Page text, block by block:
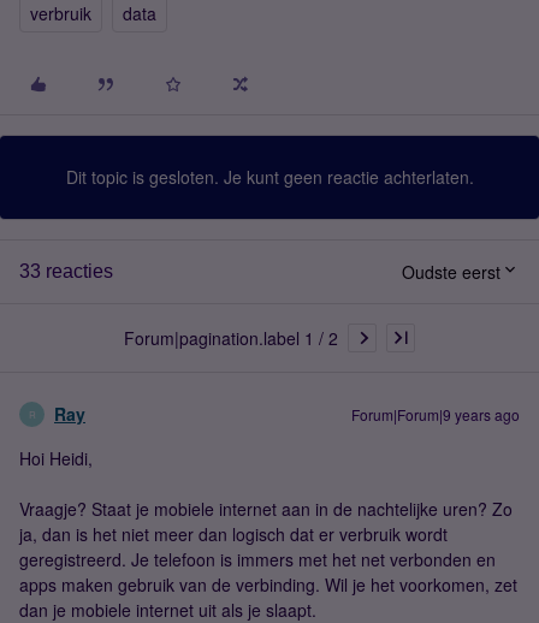
verbruik data
Dit topic is gesloten. Je kunt geen reactie achterlaten.
33 reacties Oudste eerst
Forum|pagination.label 1 / 2
R Ray Forum|Forum|9 years ago
Hoi Heidi,
Vraagje? Staat je mobiele internet aan in de nachtelijke uren? Zo
ja, dan is het niet meer dan logisch dat er verbruik wordt
geregistreerd. Je telefoon is immers met het net verbonden en
apps maken gebruik van de verbinding. Wil je het voorkomen, zet
dan je mobiele internet uit als je slaapt.